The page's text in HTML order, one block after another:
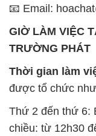
📧 Email:
GIỜ LÀM VIỆC
TRƯỜNG PHÁT
Thời gian làm
được tổ chức
Thứ 2 đến thứ 6:
chiều: từ 12h30